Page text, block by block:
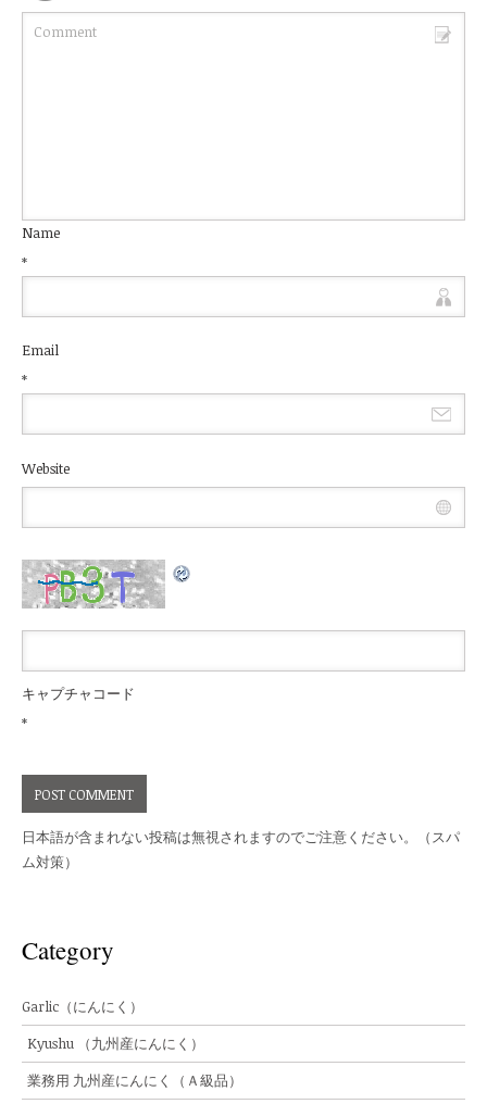
Name
*
Email
*
Website
キャプチャコード
*
日本語が含まれない投稿は無視されますのでご注意ください。（スパ
ム対策）
Category
Garlic（にんにく）
Kyushu （九州産にんにく）
業務用 九州産にんにく（Ａ級品）